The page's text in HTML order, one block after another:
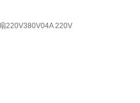
220V380V04A 220V